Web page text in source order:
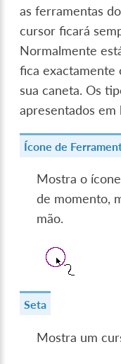
as ferramentas
cursor ficará
Normalmente
fica exactamente
sua caneta. Os
apresentados em
Ícone de
Mostra o
de momento,
mão.
Seta
Mostra um